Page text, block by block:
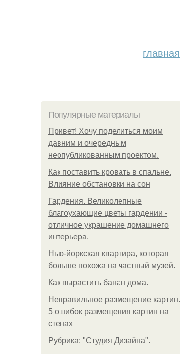
главная
Популярные материалы
Привет! Хочу поделиться моим
давним и очередным
неопубликованным проектом.
Как поставить кровать в спальне.
Влияние обстановки на сон
Гардения. Великолепные
благоухающие цветы гардении -
отличное украшение домашнего
интерьера.
Нью-йоркская квартира, которая
больше похожа на частный музей.
Как вырастить банан дома.
Неправильное размещение картин.
5 ошибок размещения картин на
стенах
Рубрика: "Студия Дизайна".